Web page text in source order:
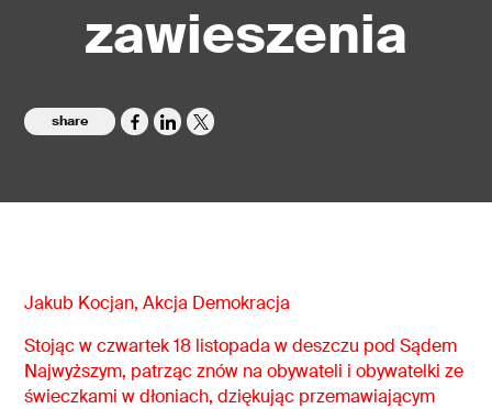
zawieszenia
share
Jakub Kocjan, Akcja Demokracja
Stojąc w czwartek 18 listopada w deszczu pod Sądem
Najwyższym, patrząc znów na obywateli i obywatelki ze
świeczkami w dłoniach, dziękując przemawiającym